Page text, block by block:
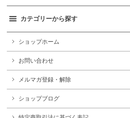
カテゴリーから探す
ショップホーム
お問い合わせ
メルマガ登録・解除
ショップブログ